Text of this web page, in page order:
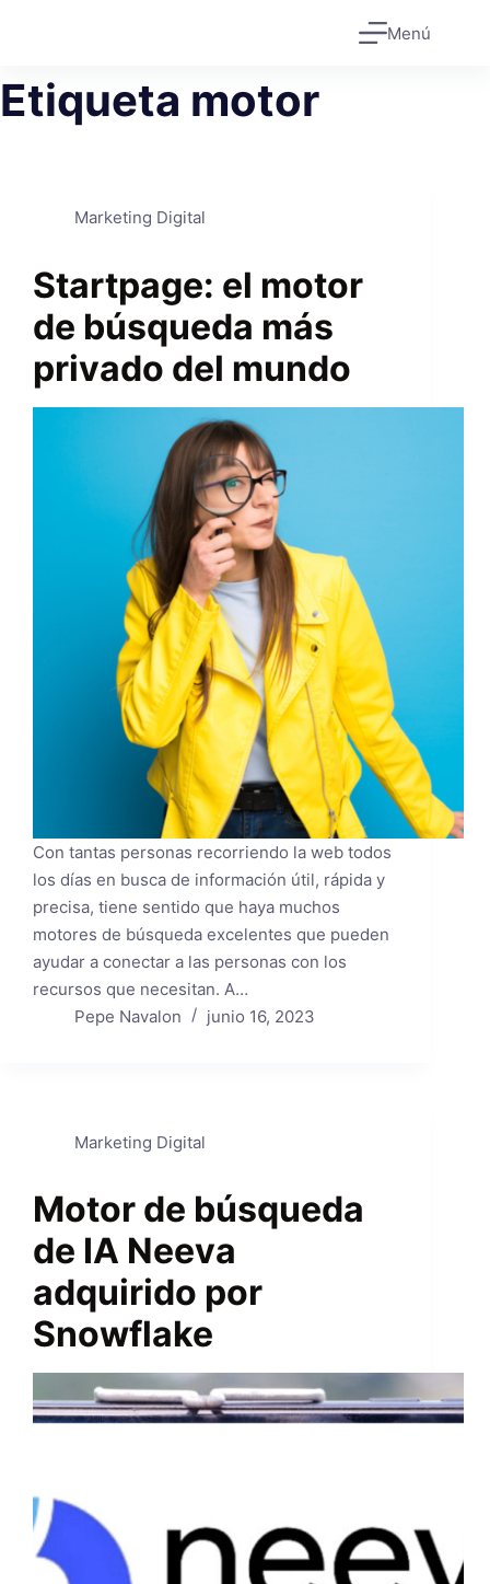
Menú
Etiqueta motor
Marketing Digital
Startpage: el motor
de búsqueda más
privado del mundo
Con tantas personas recorriendo la web todos
los días en busca de información útil, rápida y
precisa, tiene sentido que haya muchos
motores de búsqueda excelentes que pueden
ayudar a conectar a las personas con los
recursos que necesitan. A…
Pepe Navalon
junio 16, 2023
Marketing Digital
Motor de búsqueda
de IA Neeva
adquirido por
Snowflake